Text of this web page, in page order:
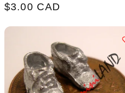
Normaler
$3.00 CAD